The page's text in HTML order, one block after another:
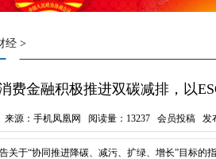
经 >
费金融积极推进双碳减排，以
来源：手机凤凰网 阅读量：13237 会员投稿 发
关于“协同推进降碳、减污、扩绿、增长”目标的